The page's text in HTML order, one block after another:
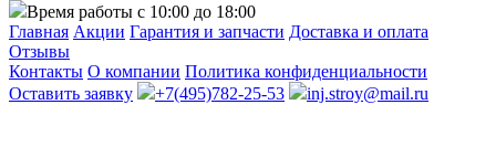
Время работы с 10:00 до 18:00
Главная Акции Гарантия и запчасти Доставка и оплата
Отзывы
Контакты О компании Политика конфиденциальности
Оставить заявку
+7(495)782-25-53 inj.stroy@mail.ru